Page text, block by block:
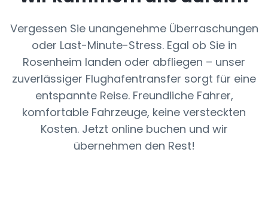
Vergessen Sie unangenehme Überraschungen
oder Last-Minute-Stress. Egal ob Sie in
Rosenheim landen oder abfliegen – unser
zuverlässiger Flughafentransfer sorgt für eine
entspannte Reise. Freundliche Fahrer,
komfortable Fahrzeuge, keine versteckten
Kosten. Jetzt online buchen und wir
übernehmen den Rest!